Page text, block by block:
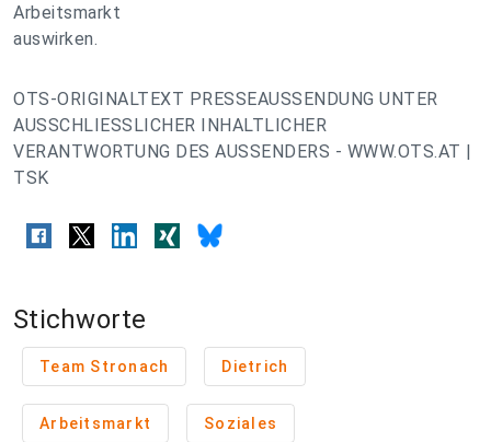
Arbeitsmarkt
auswirken.
OTS-ORIGINALTEXT PRESSEAUSSENDUNG UNTER
AUSSCHLIESSLICHER INHALTLICHER
VERANTWORTUNG DES AUSSENDERS - WWW.OTS.AT |
TSK
Stichworte
Team Stronach Dietrich
Arbeitsmarkt Soziales